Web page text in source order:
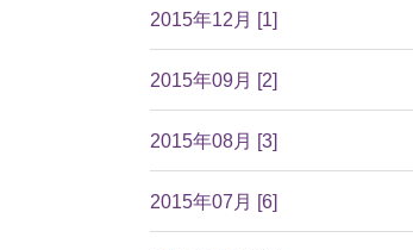
2015年12月 [1]
2015年09月 [2]
2015年08月 [3]
2015年07月 [6]